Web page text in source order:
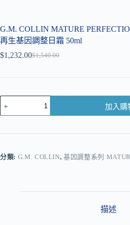
G.M. COLLIN MATURE
再生基因調整日霜 50ml
$1,540.00
$1,232.00
加入購
r
分類: G.M. COLLIN,基因調整系列
描述